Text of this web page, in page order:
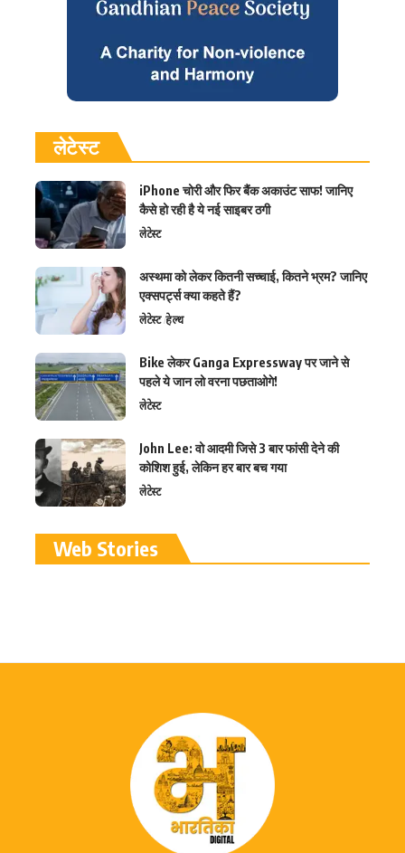
लेटेस्ट
iPhone चोरी और फिर बैंक अकाउंट साफ! जानिए
कैसे हो रही है ये नई साइबर ठगी
लेटेस्ट
अस्थमा को लेकर कितनी सच्चाई, कितने भ्रम? जानिए
एक्सपर्ट्स क्या कहते हैं?
लेटेस्ट हेल्थ
Bike लेकर Ganga Expressway पर जाने से
पहले ये जान लो वरना पछताओगे!
लेटेस्ट
John Lee: वो आदमी जिसे 3 बार फांसी देने की
कोशिश हुई, लेकिन हर बार बच गया
लेटेस्ट
Web Storiesरामलला विग्रह की प्राण
प्रतिष्ठा